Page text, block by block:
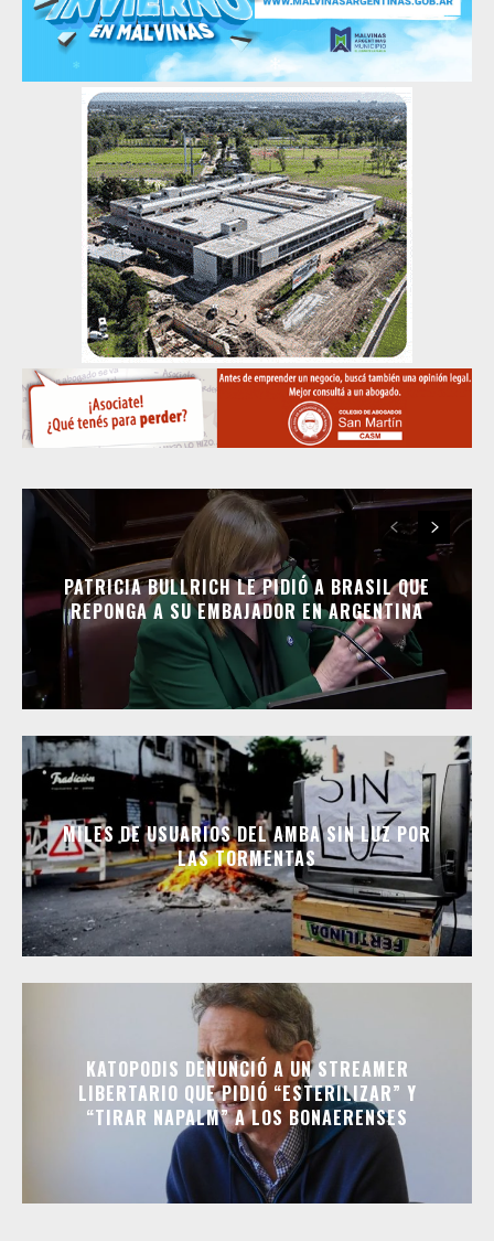
PATRICIA BULLRICH LE PIDIÓ A BRASIL QUE
REPONGA A SU EMBAJADOR EN ARGENTINA
MILES DE USUARIOS DEL AMBA SIN LUZ POR
LAS TORMENTAS
KATOPODIS DENUNCIÓ A UN STREAMER
LIBERTARIO QUE PIDIÓ “ESTERILIZAR” Y
“TIRAR NAPALM” A LOS BONAERENSES